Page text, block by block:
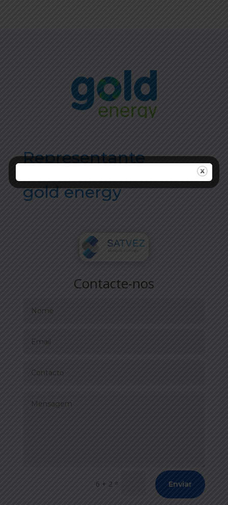
Representante
gold energy
Contacte-nos
6 + 2 = Enviar